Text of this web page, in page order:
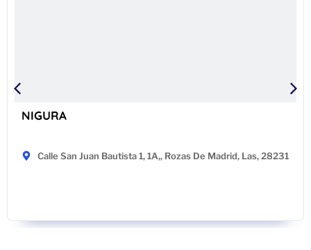
NIGURA
Calle San Juan Bautista 1, 1A,, Rozas De Madrid, Las, 28231